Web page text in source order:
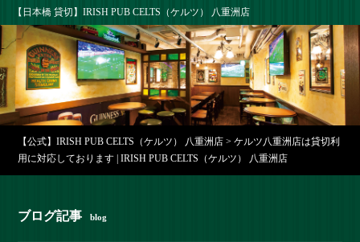
【日本橋 貸切】IRISH PUB CELTS（ケルツ） 八重洲店
【公式】IRISH PUB CELTS（ケルツ） 八重洲店 >ケルツ八重洲店は貸切利
用に対応しております | IRISH PUB CELTS（ケルツ） 八重洲店
ブログ記事 blog